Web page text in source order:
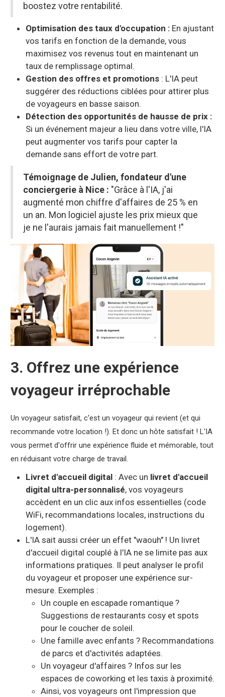
boostez votre rentabilité.
Optimisation des taux d'occupation : En ajustant
vos tarifs en fonction de la demande, vous
maximisez vos revenus tout en maintenant un
taux de remplissage optimal.
Gestion des offres et promotions: L'IA peut
suggérer des réductions ciblées pour attirer plus
de voyageurs en basse saison.
Détection des opportunités de hausse de prix :
Si un événement majeur a lieu dans votre ville, l'IA
peut augmenter vos tarifs pour capter la
demande sans effort de votre part.
Témoignage de Julien, fondateur d'une
conciergerie à Nice: "Grâce à l'IA, j'ai
augmenté mon chiffre d'affaires de 25 % en
un an. Mon logiciel ajuste les prix mieux que
je ne l'aurais jamais fait manuellement !"
3. Offrez une expérience
voyageur irréprochable
Un voyageur satisfait, c'est un voyageur qui revient (et qui
recommande votre location !). Et donc un hôte satisfait ! L'IA
vous permet d'offrir une expérience fluide et mémorable, tout
en réduisant votre charge de travail.
Livret d'accueil digital: Avec un livret d'accueil
digital ultra-personnalisé, vos voyageurs
accèdent en un clic aux infos essentielles (code
WiFi, recommandations locales, instructions du
logement).
L'IA sait aussi créer un effet "waouh" ! Un livret
d'accueil digital couplé à l'IA ne se limite pas aux
informations pratiques. Il peut analyser le profil
du voyageur et proposer une expérience sur-
mesure. Exemples :
Un couple en escapade romantique ?
Suggestions de restaurants cosy et spots
pour le coucher de soleil.
Une famille avec enfants ? Recommandations
de parcs et d'activités adaptées.
Un voyageur d'affaires ? Infos sur les
espaces de coworking et les taxis à proximité.
Ainsi, vos voyageurs ont l'impression que